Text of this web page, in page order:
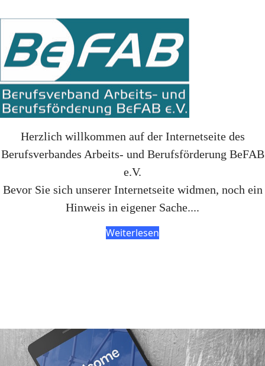
Herzlich willkommen auf der Internetseite des
Berufsverbandes Arbeits- und Berufsförderung BeFAB
e.V.
Bevor Sie sich unserer Internetseite widmen, noch ein
Hinweis in eigener Sache....
Weiterlesen